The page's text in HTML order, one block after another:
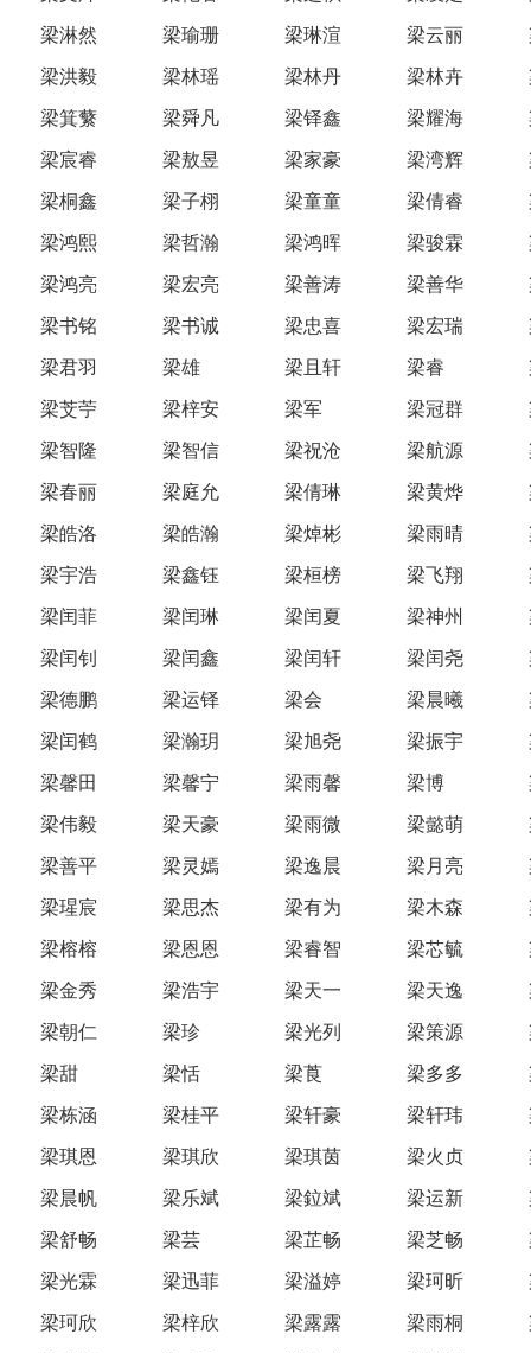
梁淋然 梁瑜珊 梁琳渲 梁云丽
梁洪毅 梁林瑶 梁林丹 梁林卉
梁箕蘩 梁舜凡 梁铎鑫 梁耀海
梁宸睿 梁敖昱 梁家豪 梁湾辉
梁桐鑫 梁子栩 梁童童 梁倩睿
梁鸿熙 梁哲瀚 梁鸿晖 梁骏霖
梁鸿亮 梁宏亮 梁善涛 梁善华
梁书铭 梁书诚 梁忠喜 梁宏瑞
梁君羽 梁雄 梁且轩 梁睿
梁芠苧 梁梓安 梁军 梁冠群
梁智隆 梁智信 梁祝沧 梁航源
梁春丽 梁庭允 梁倩琳 梁黄烨
梁皓洛 梁皓瀚 梁焯彬 梁雨晴
梁宇浩 梁鑫钰 梁桓榜 梁飞翔
梁闰菲 梁闰琳 梁闰夏 梁神州
梁闰钊 梁闰鑫 梁闰轩 梁闰尧
梁德鹏 梁运铎 梁会 梁晨曦
梁闰鹤 梁瀚玥 梁旭尧 梁振宇
梁馨田 梁馨宁 梁雨馨 梁博
梁伟毅 梁天豪 梁雨微 梁懿萌
梁善平 梁灵嫣 梁逸晨 梁月亮
梁瑆宸 梁思杰 梁有为 梁木森
梁榕榕 梁恩恩 梁睿智 梁芯毓
梁金秀 梁浩宇 梁天一 梁天逸
梁朝仁 梁珍 梁光列 梁策源
梁甜 梁恬 梁莨 梁多多
梁栋涵 梁桂平 梁轩豪 梁轩玮
梁琪恩 梁琪欣 梁琪茵 梁火贞
梁晨帆 梁乐斌 梁鉝斌 梁运新
梁舒畅 梁芸 梁芷畅 梁芝畅
梁光霖 梁迅菲 梁溢婷 梁珂昕
梁珂欣 梁梓欣 梁露露 梁雨桐